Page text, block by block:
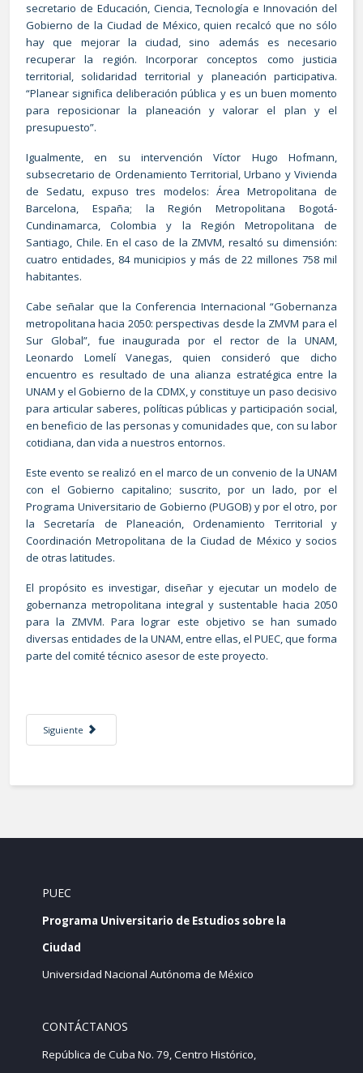
secretario de Educación, Ciencia, Tecnología e Innovación del
Gobierno de la Ciudad de México, quien recalcó que no sólo
hay que mejorar la ciudad, sino además es necesario
recuperar la región. Incorporar conceptos como justicia
territorial, solidaridad territorial y planeación participativa.
“Planear significa deliberación pública y es un buen momento
para reposicionar la planeación y valorar el plan y el
presupuesto”.
Igualmente, en su intervención Víctor Hugo Hofmann,
subsecretario de Ordenamiento Territorial, Urbano y Vivienda
de Sedatu, expuso tres modelos: Área Metropolitana de
Barcelona, España; la Región Metropolitana Bogotá-
Cundinamarca, Colombia y la Región Metropolitana de
Santiago, Chile. En el caso de la ZMVM, resaltó su dimensión:
cuatro entidades, 84 municipios y más de 22 millones 758 mil
habitantes.
Cabe señalar que la Conferencia Internacional “Gobernanza
metropolitana hacia 2050: perspectivas desde la ZMVM para el
Sur Global”, fue inaugurada por el rector de la UNAM,
Leonardo Lomelí Vanegas, quien consideró que dicho
encuentro es resultado de una alianza estratégica entre la
UNAM y el Gobierno de la CDMX, y constituye un paso decisivo
para articular saberes, políticas públicas y participación social,
en beneficio de las personas y comunidades que, con su labor
cotidiana, dan vida a nuestros entornos.
Este evento se realizó en el marco de un convenio de la UNAM
con el Gobierno capitalino; suscrito, por un lado, por el
Programa Universitario de Gobierno (PUGOB) y por el otro, por
la Secretaría de Planeación, Ordenamiento Territorial y
Coordinación Metropolitana de la Ciudad de México y socios
de otras latitudes.
El propósito es investigar, diseñar y ejecutar un modelo de
gobernanza metropolitana integral y sustentable hacia 2050
para la ZMVM. Para lograr este objetivo se han sumado
diversas entidades de la UNAM, entre ellas, el PUEC, que forma
parte del comité técnico asesor de este proyecto.
Artículo siguiente: Conmemoran 31 años del Centro Histórico de la
Siguiente
PUEC
Programa Universitario de Estudios sobre la
Ciudad
Universidad Nacional Autónoma de México
CONTÁCTANOS
República de Cuba No. 79, Centro Histórico,